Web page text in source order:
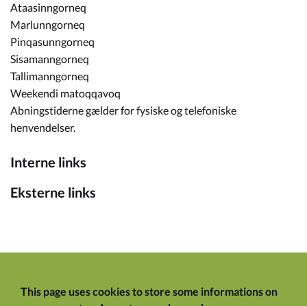
Ataasinngorneq
Marlunngorneq
Pinqasunngorneq
Sisamanngorneq
Tallimanngorneq
Weekendi matoqqavoq
Abningstiderne gælder for fysiske og telefoniske
henvendelser.
Interne links
Eksterne links
This page uses cookies to store some informations on